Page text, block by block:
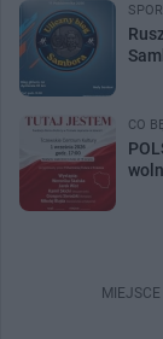
CO